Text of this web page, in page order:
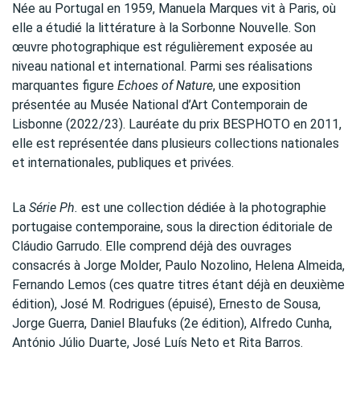
Née au Portugal en 1959, Manuela Marques vit à Paris, où
elle a étudié la littérature à la Sorbonne Nouvelle. Son
œuvre photographique est régulièrement exposée au
niveau national et international. Parmi ses réalisations
marquantes figure Echoes of Nature, une exposition
présentée au Musée National d’Art Contemporain de
Lisbonne (2022/23). Lauréate du prix BESPHOTO en 2011,
elle est représentée dans plusieurs collections nationales
et internationales, publiques et privées.
La Série Ph. est une collection dédiée à la photographie
portugaise contemporaine, sous la direction éditoriale de
Cláudio Garrudo. Elle comprend déjà des ouvrages
consacrés à Jorge Molder, Paulo Nozolino, Helena Almeida,
Fernando Lemos (ces quatre titres étant déjà en deuxième
édition), José M. Rodrigues (épuisé), Ernesto de Sousa,
Jorge Guerra, Daniel Blaufuks (2e édition), Alfredo Cunha,
António Júlio Duarte, José Luís Neto et Rita Barros.